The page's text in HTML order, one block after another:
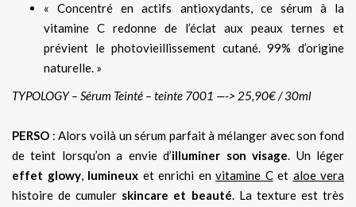
« Concentré en actifs antioxydants, ce sérum à la
vitamine C redonne de l’éclat aux peaux ternes et
prévient le photovieillissement cutané. 99% d’origine
naturelle. »
TYPOLOGY – Sérum Teinté – teinte 7001 —-> 25,90€ / 30ml
PERSO : Alors voilà un sérum parfait à mélanger avec son fond
de teint lorsqu’on a envie d’illuminer son visage. Un léger
effet glowy, lumineux et enrichi en vitamine Cet aloe vera
histoire de cumuler skincare et beauté. La texture est très